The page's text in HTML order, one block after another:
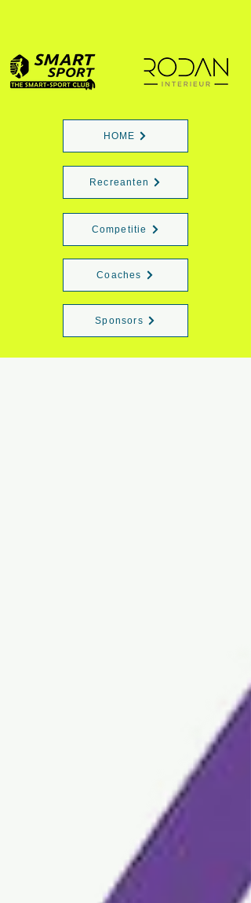
HOME
Recreanten
Competitie
Coaches
Sponsors